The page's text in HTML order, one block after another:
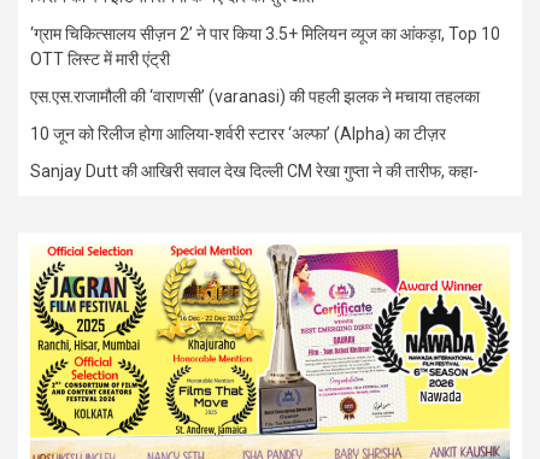
‘ग्राम चिकित्सालय सीज़न 2’ ने पार किया 3.5+ मिलियन व्यूज का आंकड़ा, Top 10
OTT लिस्ट में मारी एंट्री
एस.एस.राजामौली की ‘वाराणसी’ (varanasi) की पहली झलक ने मचाया तहलका
10 जून को रिलीज होगा आलिया-शर्वरी स्टारर ‘अल्फा’ (Alpha) का टीज़र
Sanjay Dutt की आखिरी सवाल देख दिल्ली CM रेखा गुप्ता ने की तारीफ, कहा-